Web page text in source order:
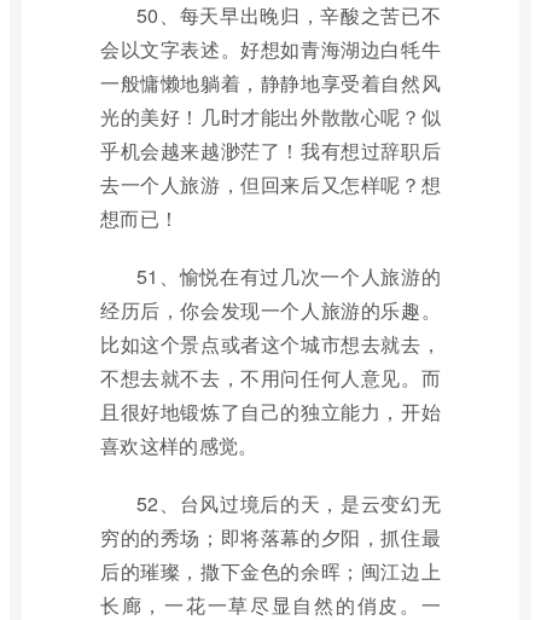
50、每天早出晚归，辛酸之苦已不
会以文字表述。好想如青海湖边白牦牛
一般慵懒地躺着，静静地享受着自然风
光的美好！几时才能出外散散心呢？似
乎机会越来越渺茫了！我有想过辞职后
去一个人旅游，但回来后又怎样呢？想
想而已！
51、愉悦在有过几次一个人旅游的
经历后，你会发现一个人旅游的乐趣。
比如这个景点或者这个城市想去就去，
不想去就不去，不用问任何人意见。而
且很好地锻炼了自己的独立能力，开始
喜欢这样的感觉。
52、台风过境后的天，是云变幻无
穷的的秀场；即将落幕的夕阳，抓住最
后的璀璨，撒下金色的余晖；闽江边上
长廊，一花一草尽显自然的俏皮。一